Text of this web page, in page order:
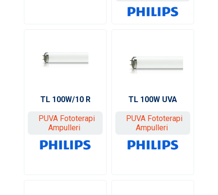
TL 100W/10 R
PUVA Fototerapi
Ampulleri
TL 100W UVA
PUVA Fototerapi
Ampulleri